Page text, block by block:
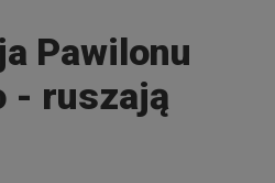
Pawilonu
- ruszają